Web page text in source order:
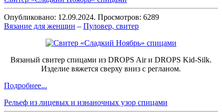
Опубликовано: 12.09.2024. Просмотров: 6289
Вязание для женщин – Пуловер, свитер
Вязаный свитер спицами из DROPS Air и DROPS Kid-Silk.
Изделие вяжется сверху вниз с регланом.
Подробнее...
Рельеф из лицевых и изнаночных узор спицами